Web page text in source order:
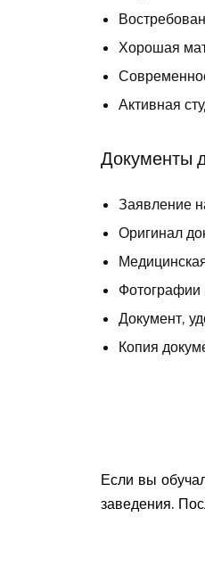
Хорошая
Активная
Документы
Заявление
Оригинал
Документ,
Копия
Если вы
заведения.